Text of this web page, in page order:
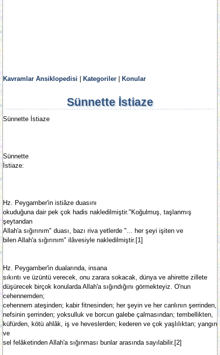
Kavramlar Ansiklopedisi Kategoriler Konular
Sünnette İstiaze
Sünnette İstiaze
Sünnette
İstiaze:
Hz. Peygamber'in istiâze duasını
okuduğuna dair pek çok hadis nakledilmiştir."Koğulmuş, taşlanmış
şeytandan
Allah'a sığırınım" duası, bazı riva yetlerde "... her şeyi işiten ve
bilen Allah'a sığırınım" ilâvesiyle nakledilmiştir.[1]
Hz. Peygamber'in dualarında, insana
sıkıntı ve üzüntü verecek, onu zarara sokacak, dünya ve ahirette zillete
düşürecek birçok konularda Allah'a sığındığını görmekteyiz. O'nun
cehennemden;
cehennem ateşinden; kabir fitnesinden; her şeyin ve her canlının şerrinden,
nefsinin şerrinden; yoksulluk ve borcun galebe çalmasından; tembellikten,
küfürden, kötü ahlâk, iş ve heveslerden; kederen ve çok yaşlılıktan; yangın
ve
sel felâketinden Allah'a sığınması bunlar arasında sayılabilir.[2]